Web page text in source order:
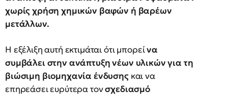
χωρίς χρήση χημικών βαφών ή βαρέων
μετάλλων.
Η εξέλιξη αυτή εκτιμάται ότι μπορείνα
συμβάλει στην ανάπτυξη νέων υλικών για τη
βιώσιμη βιομηχανία ένδυσηςκαι να
επηρεάσει ευρύτερα τονσχεδιασμό